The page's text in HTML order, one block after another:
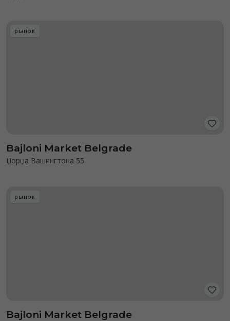
рынок
Bajloni Market Belgrade
Џорџа Вашингтона 55
рынок
Bajloni Market Belgrade